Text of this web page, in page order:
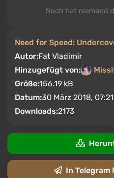
Need for Speed:
Autor:Fat Vladimir
Hinzugefügt von:
Größe:156.19 kB
Datum:30 März 2018, 07:21
Downloads:2173
Noch hat niemand
In